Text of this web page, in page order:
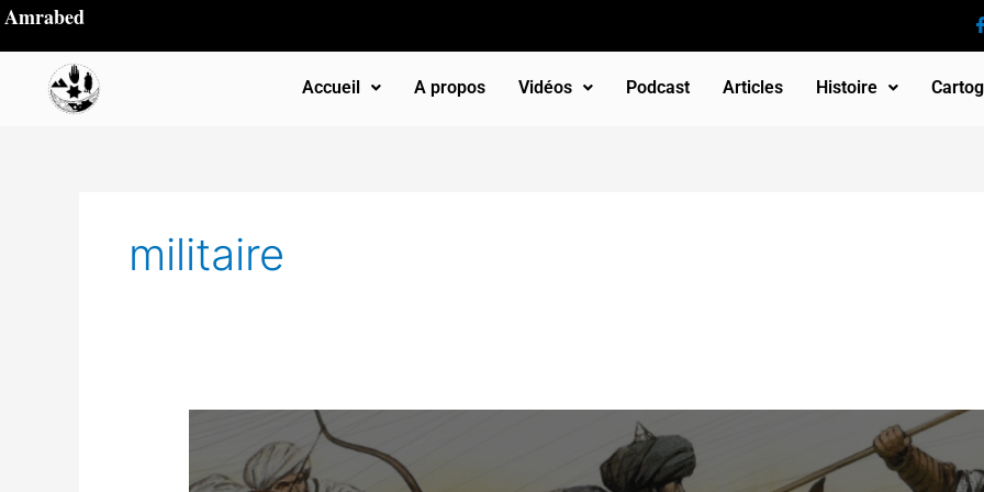
Aller
contenu
Amrabed
Accueil A propos Vidéos Podcast Articles Histoire
militaire
militaire